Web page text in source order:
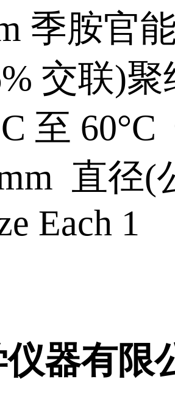
季胺官
交联)聚
至 60°C
直径(
Each 1
器有限